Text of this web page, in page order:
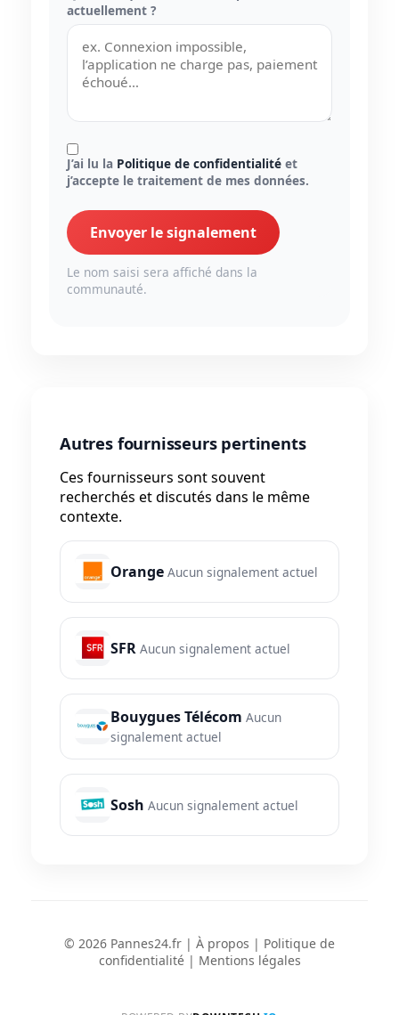
actuellement ?
J’ai lu la Politique de confidentialité et
j’accepte le traitement de mes données.
Envoyer le signalement
Le nom saisi sera affiché dans la
communauté.
Autres fournisseurs pertinents
Ces fournisseurs sont souvent
recherchés et discutés dans le même
contexte.
Orange Aucun signalement actuel
SFR Aucun signalement actuel
Bouygues Télécom Aucun
signalement actuel
Sosh Aucun signalement actuel
© 2026 Pannes24.fr | À propos | Politique de
confidentialité| Mentions légales